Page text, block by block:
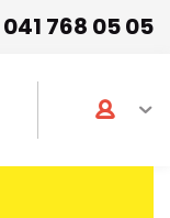
041 768 05 05